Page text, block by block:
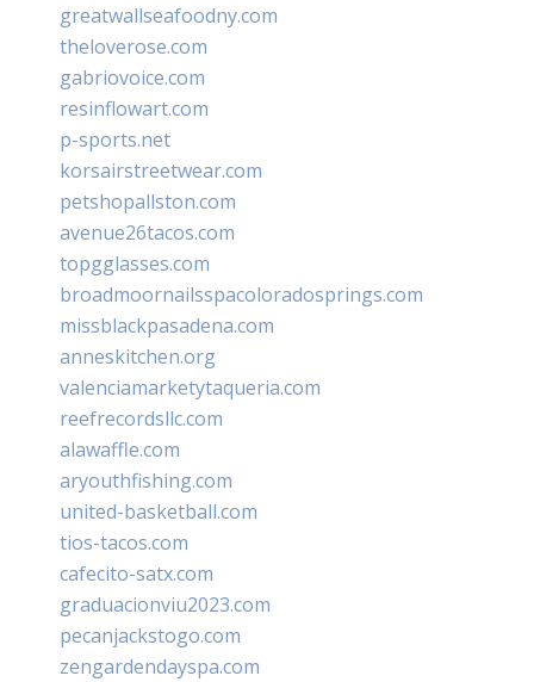
greatwallseafoodny.com
theloverose.com
gabriovoice.com
resinflowart.com
p-sports.net
korsairstreetwear.com
petshopallston.com
avenue26tacos.com
topgglasses.com
broadmoornailsspacoloradosprings.com
missblackpasadena.com
anneskitchen.org
valenciamarketytaqueria.com
reefrecordsllc.com
alawaffle.com
aryouthfishing.com
united-basketball.com
tios-tacos.com
cafecito-satx.com
graduacionviu2023.com
pecanjackstogo.com
zengardendayspa.com